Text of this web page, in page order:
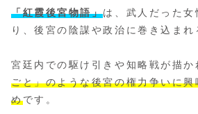
「紅霞後宮物語」は、武人だった女
り、後宮の陰謀や政治に巻き込まれ
宮廷内での駆け引きや知略戦が描か
ごと」のような後宮の権力争いに
めです。